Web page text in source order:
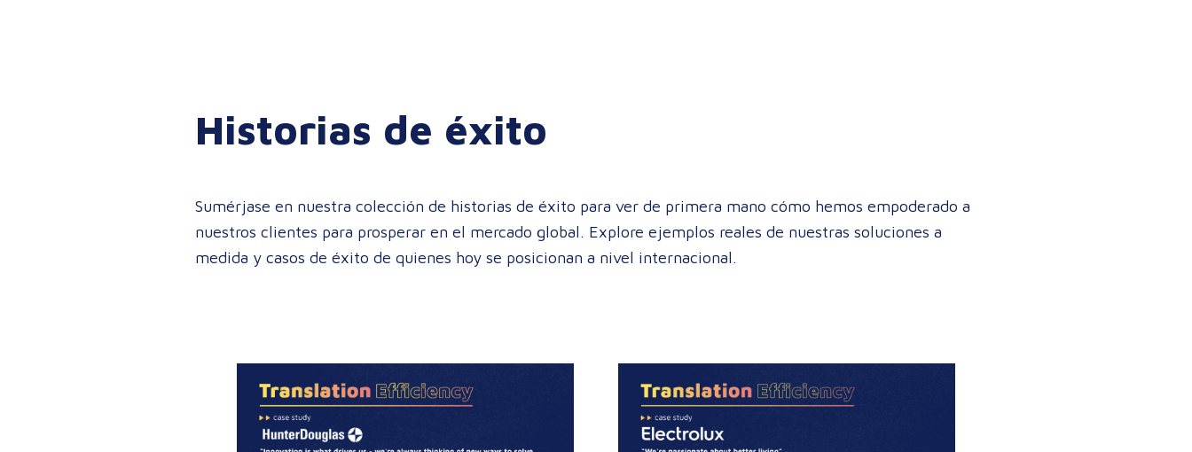
Historias de éxito
Sumérjase en nuestra colección de historias de éxito para ver de primera mano cómo hemos empoderado a
nuestros clientes para prosperar en el mercado global. Explore ejemplos reales de nuestras soluciones a
medida y casos de éxito de quienes hoy se posicionan a nivel internacional.